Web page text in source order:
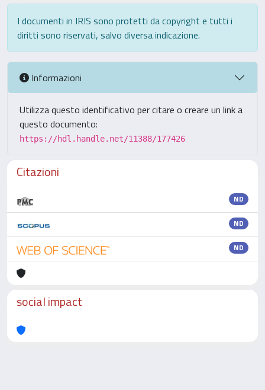
I documenti in IRIS sono protetti da copyright e tutti i
diritti sono riservati, salvo diversa indicazione.
Informazioni
Utilizza questo identificativo per citare o creare un link a
questo documento:
https://hdl.handle.net/11388/177426
Citazioni
ND
ND
ND
social impact